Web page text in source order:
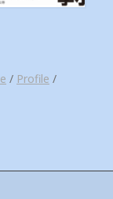
/ Profile /